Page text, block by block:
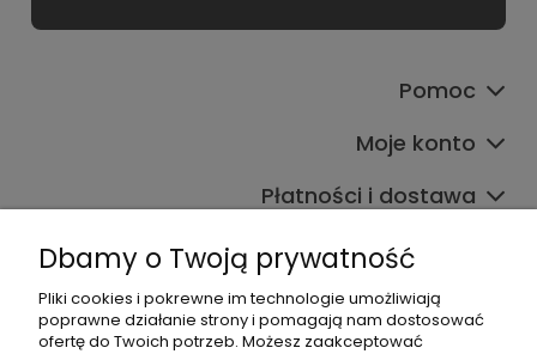
Pomoc
Moje konto
Płatności i dostawa
Informacje
O nas
Dbamy o Twoją prywatność
Pliki cookies i pokrewne im technologie umożliwiają
poprawne działanie strony i pomagają nam dostosować
ofertę do Twoich potrzeb. Możesz zaakceptować